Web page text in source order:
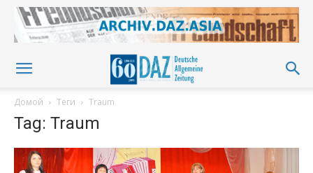
Домой Теги Traum
Tag: Traum